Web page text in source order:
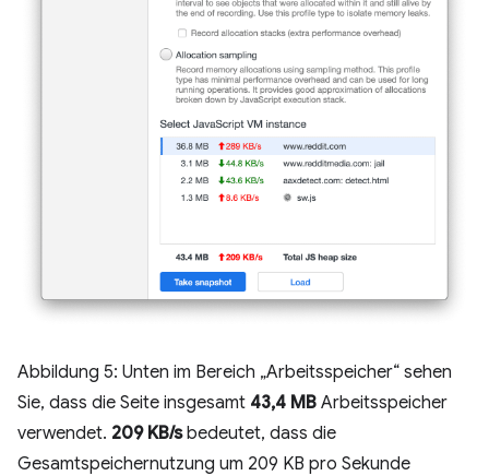
Abbildung 5: Unten im Bereich „Arbeitsspeicher“ sehen
Sie, dass die Seite insgesamt 43,4 MB Arbeitsspeicher
verwendet. 209 KB/sbedeutet, dass die
Gesamtspeichernutzung um 209 KB pro Sekunde